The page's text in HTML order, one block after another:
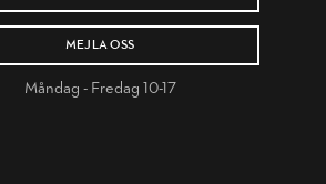
MEJLA OSS
Måndag - Fredag 10-17